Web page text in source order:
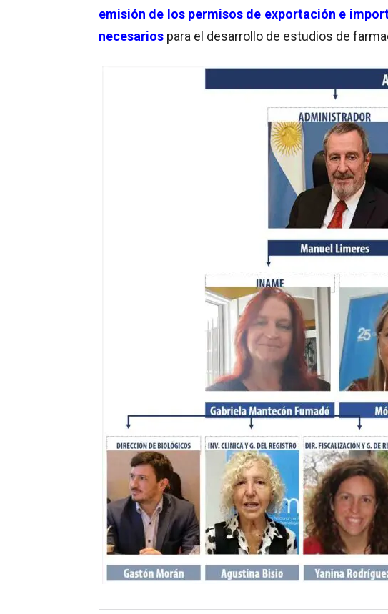
emisión de los permisos de exportación e
necesarios para el desarrollo de estudios de